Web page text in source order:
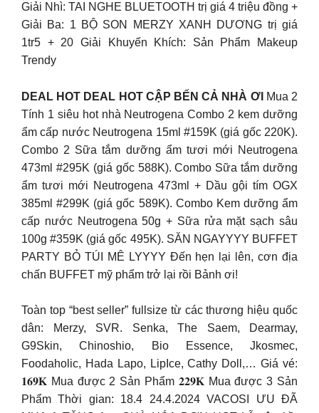
Giải Nhì: TAI NGHE BLUETOOTH trị giá 4 triệu đồng +
Giải Ba: 1 BỘ SON MERZY XANH DƯƠNG trị giá
1tr5 + 20 Giải Khuyến Khích: Sản Phẩm Makeup
Trendy
DEAL HOT DEAL HOT CẬP BẾN CẢ NHÀ ƠI Mua 2
Tính 1 siêu hot nhà Neutrogena Combo 2 kem dưỡng
ẩm cấp nước Neutrogena 15ml #159K (giá gốc 220K).
Combo 2 Sữa tắm dưỡng ẩm tươi mới Neutrogena
473ml #295K (giá gốc 588K). Combo Sữa tắm dưỡng
ẩm tươi mới Neutrogena 473ml + Dầu gội tím OGX
385ml #299K (giá gốc 589K). Combo Kem dưỡng ẩm
cấp nước Neutrogena 50g + Sữa rửa mặt sạch sâu
100g #359K (giá gốc 495K). SĂN NGAYYYY BUFFET
PARTY BỎ TÚI MÊ LYYYY Đến hẹn lại lên, cơn địa
chấn BUFFET mỹ phẩm trở lại rồi Bảnh ơi!
Toàn top “best seller” fullsize từ các thương hiệu quốc
dân: Merzy, SVR. Senka, The Saem, Dearmay,
G9Skin, Chinoshio, Bio Essence, Jkosmec,
Foodaholic, Hada Lapo, LipIce, Cathy Doll,… Giá vé:
𝟏𝟔𝟗𝐊 Mua được 2 Sản Phẩm 𝟐𝟐𝟗𝐊 Mua được 3 Sản
Phẩm Thời gian: 18.4 24.4.2024 VACOSI ƯU ĐÃ